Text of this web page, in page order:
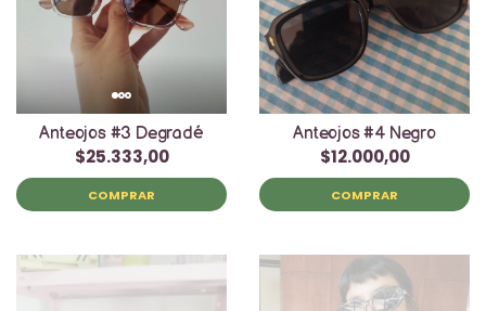
Anteojos #3 Degradé
$25.333,00
COMPRAR
Anteojos #4 Negro
$12.000,00
COMPRAR